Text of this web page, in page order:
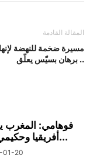
المقالة القادمة
مسيرة ضخمة للنهضة
.. برهان بسيّس يعلّق
فوهامي: المغرب
أفريقيا وحكيمي ودياز ومزراوي أبرز...
01-20